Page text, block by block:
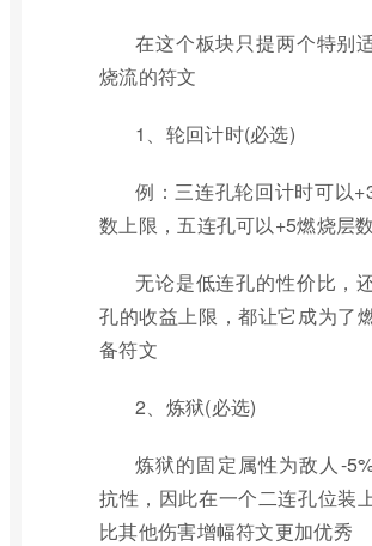
在这个板块只提两个特别
烧流的符文
1、轮回计时(必选)
例：三连孔轮回计时可以
数上限，五连孔可以+5燃烧层
无论是低连孔的性价比，
孔的收益上限，都让它成为了
备符文
2、炼狱(必选)
炼狱的固定属性为敌人-
抗性，因此在一个二连孔位装
比其他伤害增幅符文更加优秀